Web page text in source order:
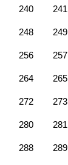
240 241
248 249
256 257
264 265
272 273
280 281
288 289